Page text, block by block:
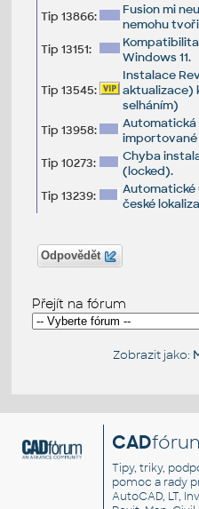
Tip 13866:
Fusion mi
nemohu
Tip 13151:
Windows 11.
Tip 13545:
Instalace
aktualizace)
selháním)
Tip 13958:
importované
Tip 10273:
Chyba
(locked).
Tip 13239:
Automatické
české
Odpovědět
Přejít na fórum
Zobrazit jako:
CAD
Tipy, triky,
pomoc a rady
AutoCAD, LT,